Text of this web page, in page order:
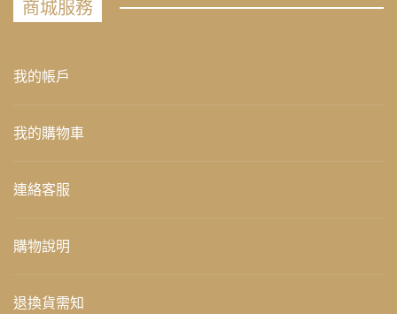
商城服務
我的帳戶
我的購物車
連絡客服
購物說明
退換貨需知